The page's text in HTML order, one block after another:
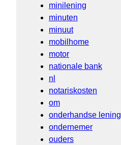
minilening
minuten
minuut
mobilhome
motor
nationale bank
nl
notariskosten
om
onderhandse lening
ondernemer
ouders